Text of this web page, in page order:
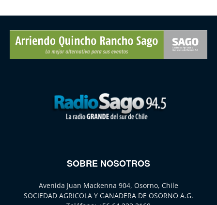
SOBRE NOSOTROS
Avenida Juan Mackenna 904, Osorno, Chile
SOCIEDAD AGRICOLA Y GANADERA DE OSORNO A.G.